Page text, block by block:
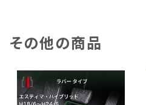
その他の商品